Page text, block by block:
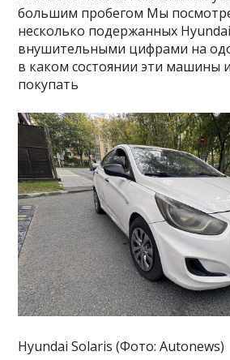
большим пробегом Мы
несколько подержанных
внушительными цифрами на
в каком состоянии эти машины
покупать
Hyundai Solaris (Фото: Autonews)